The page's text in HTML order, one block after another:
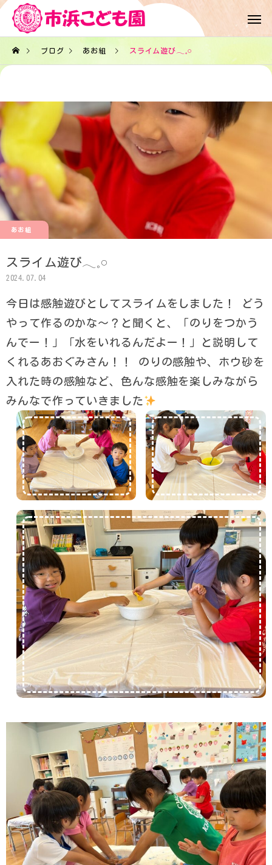
ブログ あお組 スライム遊び𓂃𓈒𓏸︎︎︎︎
あお組
スライム遊び𓂃𓈒𓏸︎︎︎︎
2024.07.04
今日は感触遊びとしてスライムをしました！ どう
やって作るのかな〜？と聞くと、「のりをつかう
んでー！」「水をいれるんだよー！」と説明して
くれるあおぐみさん！！ のりの感触や、ホウ砂を
入れた時の感触など、色んな感触を楽しみながら
みんなで作っていきました